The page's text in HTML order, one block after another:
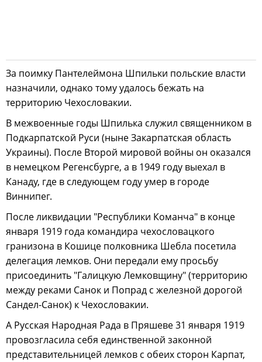
За поимку Пантелеймона Шпильки польские власти
назначили, однако тому удалось бежать на
территорию Чехословакии.
В межвоенные годы Шпилька служил священником в
Подкарпатской Руси (ныне Закарпатская область
Украины). После Второй мировой войны он оказался
в немецком Регенсбурге, а в 1949 году выехал в
Канаду, где в следующем году умер в городе
Виннипег.
После ликвидации "Республики Команча" в конце
января 1919 года командира чехословацкого
гранизона в Кошице полковника Шебла посетила
делегация лемков. Они передали ему просьбу
присоединить "Галицкую Лемковщину" (территорию
между реками Санок и Попрад с железной дорогой
Сандел-Санок) к Чехословакии.
А Русская Народная Рада в Пряшеве 31 января 1919
провозгласила себя единственной законной
представительницей лемков с обеих сторон Карпат,